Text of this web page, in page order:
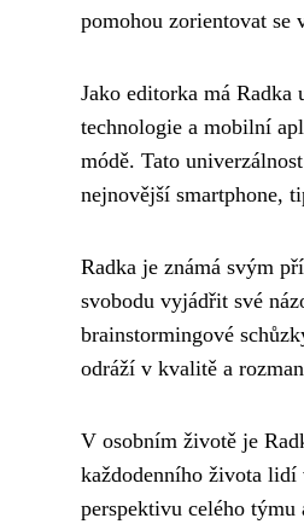
pomohou zorientovat se
Jako editorka má
technologie a mobilní
módě. Tato
nejnovější smartphone,
Radka je známá svým
svobodu vyjádřit své
brainstormingové
odráží v kvalitě a
V osobním životě je
každodenního života lidí
perspektivu celého